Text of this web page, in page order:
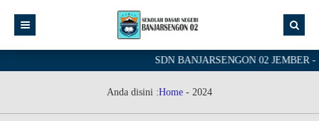
SDN BANJARSENGON 02 JEMBER -
Anda disini :Home - 2024